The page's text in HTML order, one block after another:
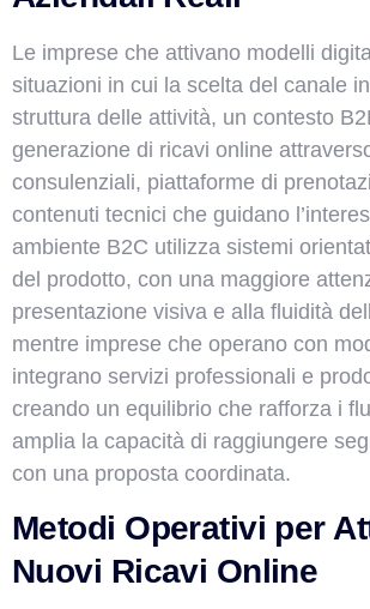
Le imprese che attivano modelli
situazioni in cui la scelta del canale
struttura delle attività, un contesto
generazione di ricavi online
consulenziali, piattaforme di
contenuti tecnici che guidano
ambiente B2C utilizza sistemi
del prodotto, con una maggiore
presentazione visiva e alla fluidità
mentre imprese che operano con
integrano servizi professionali e
creando un equilibrio che rafforza i
amplia la capacità di raggiungere
con una proposta coordinata.
Metodi Operativi per
Nuovi Ricavi Online